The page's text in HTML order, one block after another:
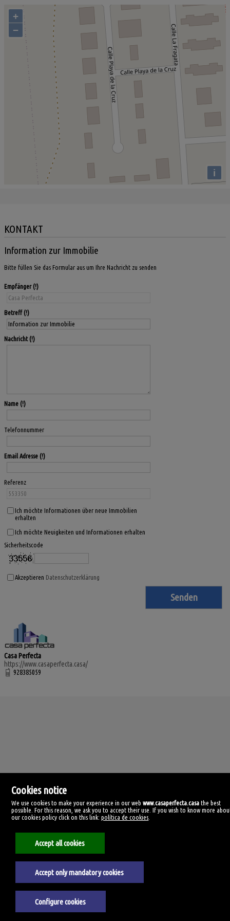
+
−
i
KONTAKT
Information zur Immobilie
Bitte füllen Sie das Formular aus um Ihre Nachricht zu senden
Empfänger
Betreff
Nachricht
Name
Telefonnummer
Email Adresse
Referenz
Ich möchte Informationen über neue Immobilien
erhalten
Ich möchte Neuigkeiten und Informationen erhalten
Sicherheitscode
Akzeptieren Datenschutzerklärung
Casa Perfecta
https://www.casaperfecta.casa/
928385059
Casa Perfecta
Spanien
928385059
Cookies notice
We use cookies to make your experience in our webwww.casaperfecta.casa the best
possible. For this reason, we ask you to accept their use. If you wish to know more
our cookies policy click on this link:política de cookies
Accept all cookies
Accept only mandatory cookies
Configure cookies